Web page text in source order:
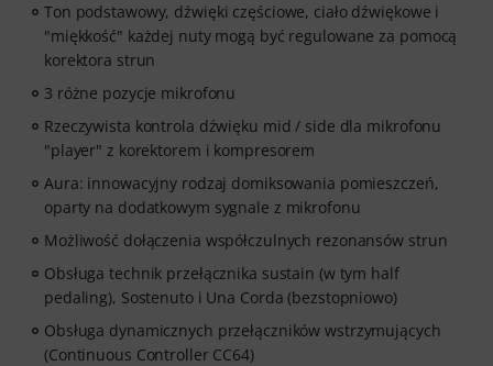
Ton podstawowy, dźwięki częściowe, ciało dźwiękowe i
"miękkość" każdej nuty mogą być regulowane za pomocą
korektora strun
3 różne pozycje mikrofonu
Rzeczywista kontrola dźwięku mid / side dla mikrofonu
"player" z korektorem i kompresorem
Aura: innowacyjny rodzaj domiksowania pomieszczeń,
oparty na dodatkowym sygnale z mikrofonu
Możliwość dołączenia współczulnych rezonansów strun
Obsługa technik przełącznika sustain (w tym half
pedaling), Sostenuto i Una Corda (bezstopniowo)
Obsługa dynamicznych przełączników wstrzymujących
(Continuous Controller CC64)